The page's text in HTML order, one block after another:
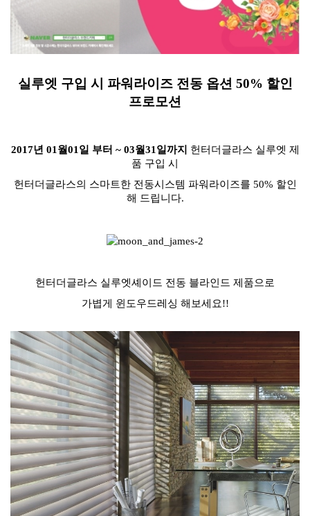
실루엣 구입 시 파워라이즈 전동 옵션 50% 할인
프로모션
2017년 01월01일 부터 ~ 03월31일까지
헌터더글라스 실루엣 제
품 구입 시
헌터더글라스의 스마트한 전동시스템 파워라이즈를 50% 할인
해 드립니다.
헌터더글라스 실루엣셰이드 전동 블라인드 제품으로
가볍게 윈도우드레싱 해보세요!!